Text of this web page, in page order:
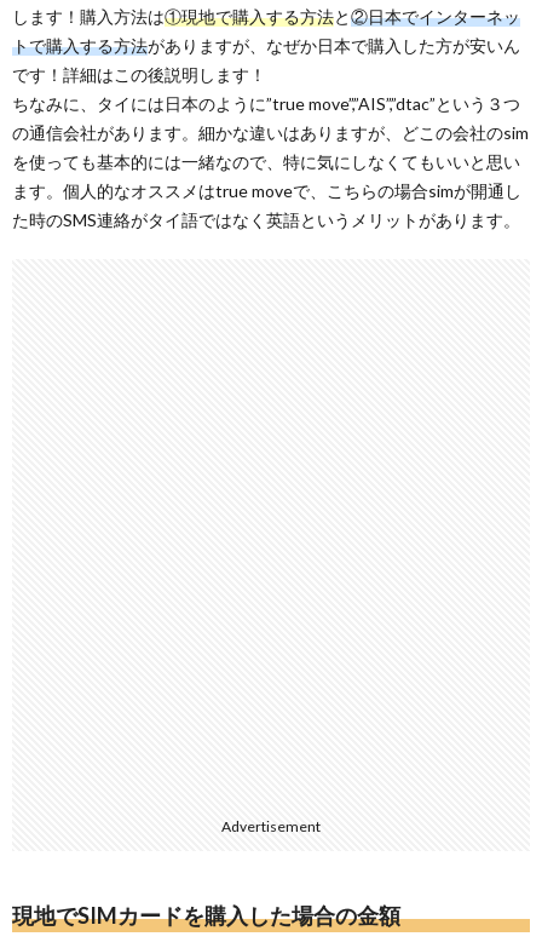
します！購入方法は①現地で購入する方法と②日本でインターネッ
トで購入する方法がありますが、なぜか日本で購入した方が安いん
です！詳細はこの後説明します！
ちなみに、タイには日本のように”true move”,”AIS”,”dtac”という３つ
の通信会社があります。細かな違いはありますが、どこの会社のsim
を使っても基本的には一緒なので、特に気にしなくてもいいと思い
ます。個人的なオススメはtrue moveで、こちらの場合simが開通し
た時のSMS連絡がタイ語ではなく英語というメリットがあります。
Advertisement
現地でSIMカードを購入した場合の金額